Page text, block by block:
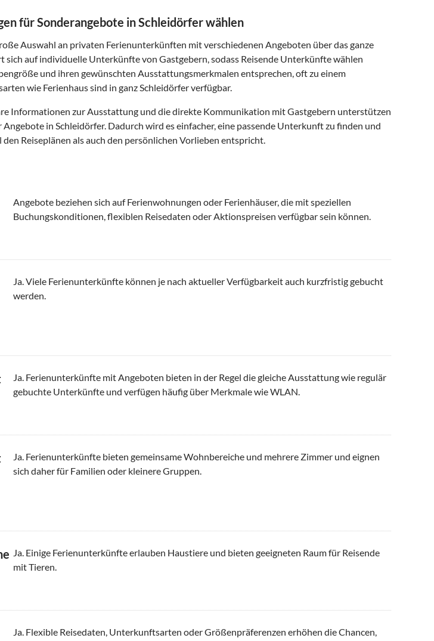
für Sonderangebote in Schleidörfer wählen
Auswahl an privaten Ferienunterkünften mit verschiedenen Angeboten über das ganze
auf individuelle Unterkünfte von Gastgebern, sodass Reisende Unterkünfte wählen
und ihren gewünschten Ausstattungsmerkmalen entsprechen, oft zu einem
wie Ferienhaus sind in ganz Schleidörfer verfügbar.
Informationen zur Ausstattung und die direkte Kommunikation mit Gastgebern unterstützen
Angebote in Schleidörfer. Dadurch wird es einfacher, eine passende Unterkunft zu finden und
Reiseplänen als auch den persönlichen Vorlieben entspricht.
Angebote beziehen sich auf Ferienwohnungen oder Ferienhäuser, die mit speziellen
Buchungskonditionen, flexiblen Reisedaten oder Aktionspreisen verfügbar sein können.
Ja. Viele Ferienunterkünfte können je nach aktueller Verfügbarkeit auch kurzfristig gebucht
werden.
Ja. Ferienunterkünfte mit Angeboten bieten in der Regel die gleiche Ausstattung wie regulär
gebuchte Unterkünfte und verfügen häufig über Merkmale wie WLAN.
Ja. Ferienunterkünfte bieten gemeinsame Wohnbereiche und mehrere Zimmer und eignen
sich daher für Familien oder kleinere Gruppen.
Ja. Einige Ferienunterkünfte erlauben Haustiere und bieten geeigneten Raum für Reisende
mit Tieren.
Ja. Flexible Reisedaten, Unterkunftsarten oder Größenpräferenzen erhöhen die Chancen,